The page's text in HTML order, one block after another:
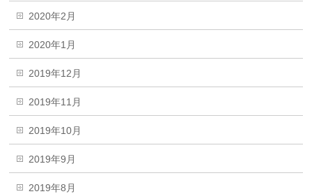
2020年2月
2020年1月
2019年12月
2019年11月
2019年10月
2019年9月
2019年8月